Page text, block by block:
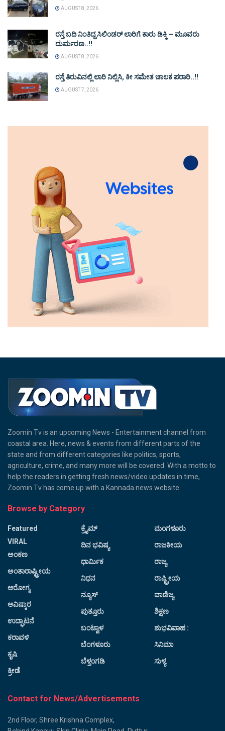
AUGUST 8, 2026
ರಸ್ತೆ ಬದಿ ನಿಂತಿದ್ದ ಸಿಲಿಂಡರ್ ಲಾರಿಗೆ ಕಾರು ಡಿಕ್ಕಿ – ಮೂವರು
ದುರ್ಮರಣ..!!
AUGUST 8, 2026
ರಸ್ತೆ ತಿರುವಿನಲ್ಲಿ ಲಾರಿ ನಿಲ್ಲಿಸಿ, ಕೀ ಸಮೇತ ಚಾಲಕ ಪರಾರಿ..!!
AUGUST 7, 2026
Zoomin Tv is an upcoming News - Entertainment channel from
coastal area. Here, news & events from different parts of the
state and from different categories like politics, sports,
agriculture, crime, and many more will be covered. With a motto to
help the readers in getting fresh news/video updates in time,
Zoomin Tv has come up with a Kannada news website.
Browse by Category
Featured
VIRAL
ಅಂಕಣ
ಅಂತಾರಾಷ್ಟ್ರೀಯ
ಆರೋಗ್ಯ
ಆವಿಷ್ಕಾರ
ಉದ್ಘಾಟನೆ
ಕರಾವಳಿ
ಕೃಷಿ
ಕ್ರೀಡೆ
ಕ್ರೈಮ್
ದಿನ ಭವಿಷ್ಯ
ಧಾರ್ಮಿಕ
ನಿಧನ
ನ್ಯೂಸ್
ಪುತ್ತೂರು
ಬಂಟ್ವಾಳ
ಬೆಂಗಳೂರು
ಬೆಳ್ತಂಗಡಿ
ಮಂಗಳೂರು
ರಾಜಕೀಯ
ರಾಜ್ಯ
ರಾಷ್ಟ್ರೀಯ
ವಾಣಿಜ್ಯ
ಶಿಕ್ಷಣ
ಶುಭವಿವಾಹ :
ಸಿನಿಮಾ
ಸುಳ್ಯ
Contact for News/Advertisements
2nd Floor, Shree Krishna Complex,